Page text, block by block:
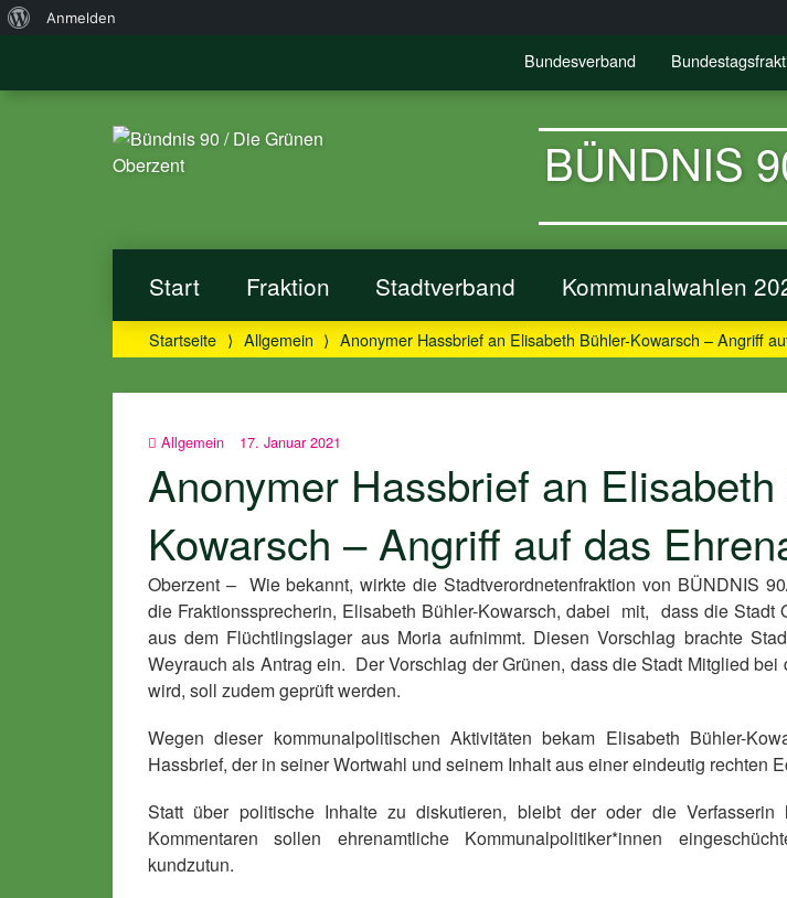
Bundesverband
BÜNDNIS
Start Fraktion Stadtverband Kommunalwahlen
Startseite ⟩ Allgemein ⟩ Anonymer Hassbrief an Elisabeth Bühler-Kowarsch – Angriff
Allgemein 17. Januar 2021
Anonymer Hassbrief an Elisabeth
Kowarsch – Angriff auf das
Oberzent – Wie bekannt, wirkte die Stadtverordnetenfraktion von BÜNDNIS
die Fraktionssprecherin, Elisabeth Bühler-Kowarsch, dabei mit, dass die Stadt
aus dem Flüchtlingslager aus Moria aufnimmt. Diesen Vorschlag brachte
Weyrauch als Antrag ein. Der Vorschlag der Grünen, dass die Stadt Mitglied bei
wird, soll zudem geprüft werden.
Wegen dieser kommunalpolitischen Aktivitäten bekam Elisabeth Bühler-
Hassbrief, der in seiner Wortwahl und seinem Inhalt aus einer eindeutig rechten
Statt über politische Inhalte zu diskutieren, bleibt der oder die Verfasserin
Kommentaren sollen ehrenamtliche Kommunalpolitiker*innen
kundzutun.
Über
Anmelden